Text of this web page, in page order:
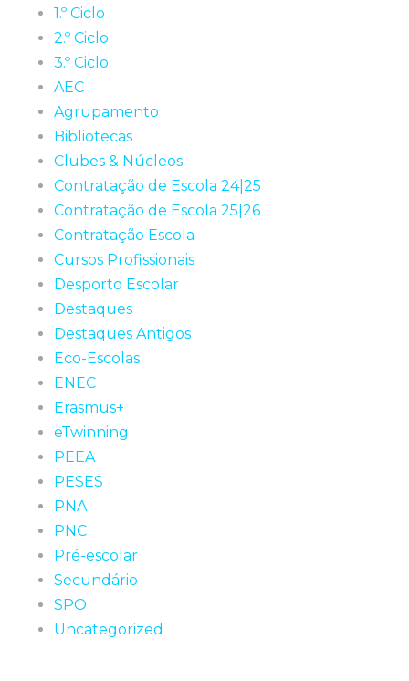
1.º Ciclo
2.º Ciclo
3.º Ciclo
AEC
Agrupamento
Bibliotecas
Clubes & Núcleos
Contratação de Escola 24|25
Contratação de Escola 25|26
Contratação Escola
Cursos Profissionais
Desporto Escolar
Destaques
Destaques Antigos
Eco-Escolas
ENEC
Erasmus+
eTwinning
PEEA
PESES
PNA
PNC
Pré-escolar
Secundário
SPO
Uncategorized